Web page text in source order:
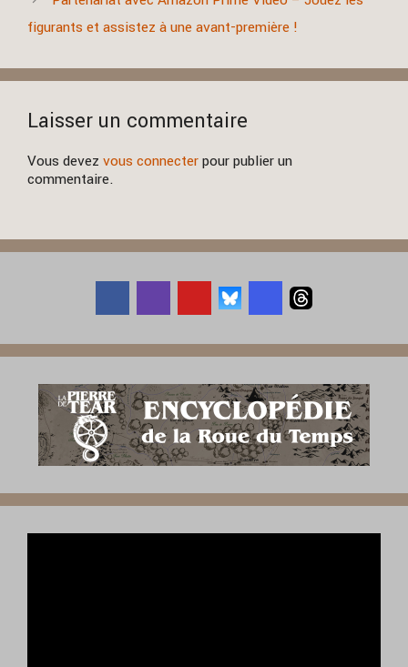
figurants et assistez à une avant-première !
Laisser un commentaire
Vous devez vous connecterpour publier un
commentaire.